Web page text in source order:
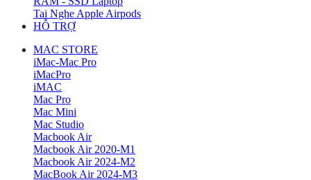
Tai Nghe Apple Airpods
HỖ TRỢ
MAC STORE
iMac-Mac Pro
iMacPro
iMAC
Mac Pro
Mac Mini
Mac Studio
Macbook Air
Macbook Air 2020-M1
Macbook Air 2024-M2
MacBook Air 2024-M3